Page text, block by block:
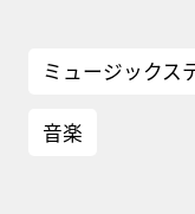
ミュージックス
音楽